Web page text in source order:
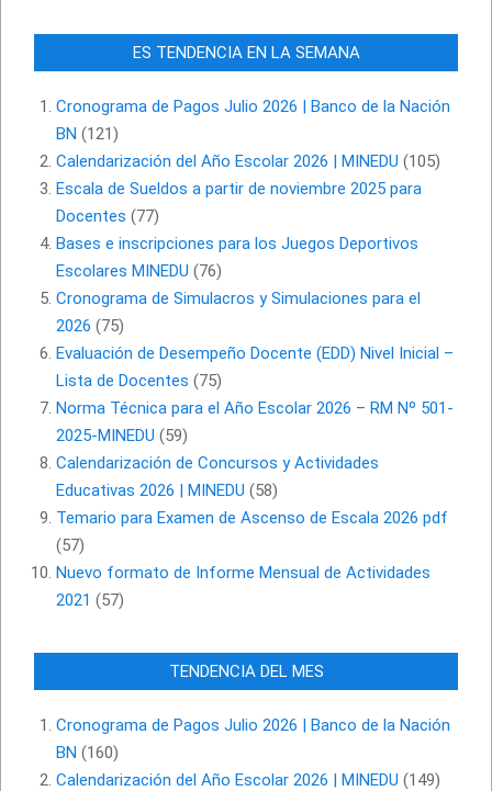
ES TENDENCIA EN LA SEMANA
Cronograma de Pagos Julio 2026 | Banco de la Nación
BN (121)
Calendarización del Año Escolar 2026 | MINEDU (105)
Escala de Sueldos a partir de noviembre 2025 para
Docentes (77)
Bases e inscripciones para los Juegos Deportivos
Escolares MINEDU (76)
Cronograma de Simulacros y Simulaciones para el
2026 (75)
Evaluación de Desempeño Docente (EDD) Nivel Inicial –
Lista de Docentes (75)
Norma Técnica para el Año Escolar 2026 – RM Nº 501-
2025-MINEDU (59)
Calendarización de Concursos y Actividades
Educativas 2026 | MINEDU (58)
Temario para Examen de Ascenso de Escala 2026 pdf
(57)
Nuevo formato de Informe Mensual de Actividades
2021 (57)
TENDENCIA DEL MES
Cronograma de Pagos Julio 2026 | Banco de la Nación
BN (160)
Calendarización del Año Escolar 2026 | MINEDU (149)